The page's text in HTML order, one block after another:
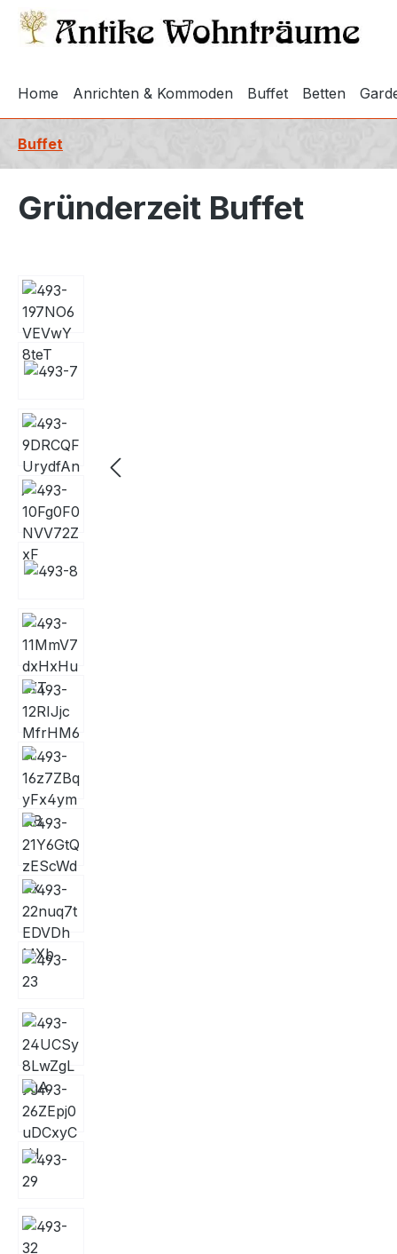
Zur Hauptnavigation springen
Home Anrichten & Kommoden Buffet Betten
Buffet
Gründerzeit Buffet
Bildergalerie überspringen